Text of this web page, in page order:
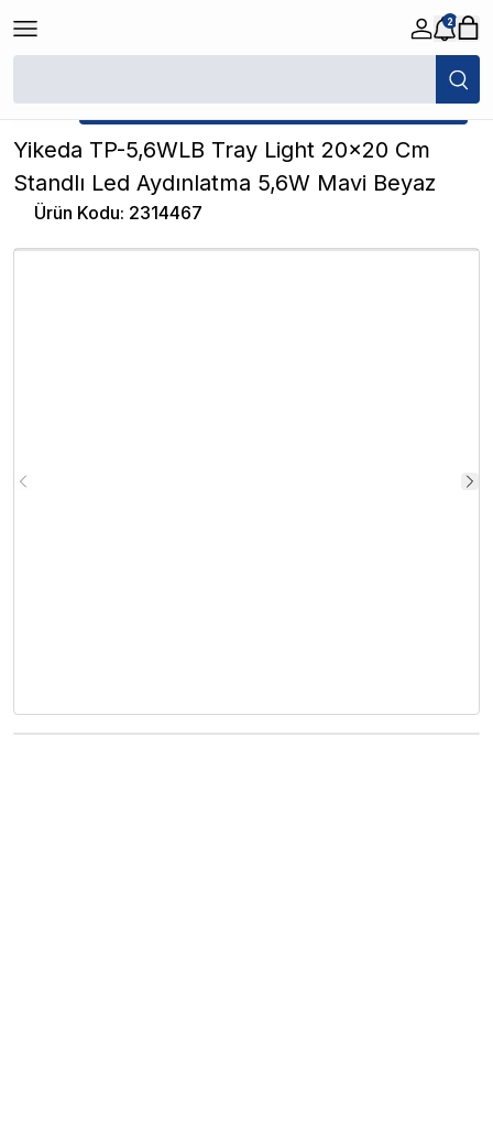
2
/ Yikeda TP-5,6WLB Tray Light 20x20 Cm
★ Atakan Petshop, Yikeda yetkili satıcısıdır.
Yikeda TP-5,6WLB Tray Light 20x20 Cm
Standlı Led Aydınlatma 5,6W Mavi Beyaz
Ürün Kodu: 2314467